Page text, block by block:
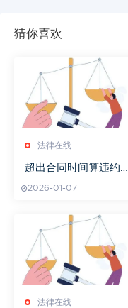
猜你喜欢
法律在线
超出合同时间算违约吗
2026-01-07
法律在线